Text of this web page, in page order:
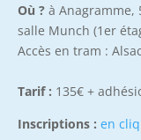
Où ? à Anagramme,
salle Munch (1er
Accès en tram :
Tarif : 135€ +
Inscriptions : en